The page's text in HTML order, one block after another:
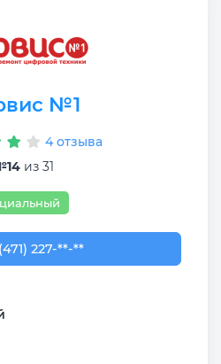
№1
4 отзыва
из 31
227-00-37
227-**-**